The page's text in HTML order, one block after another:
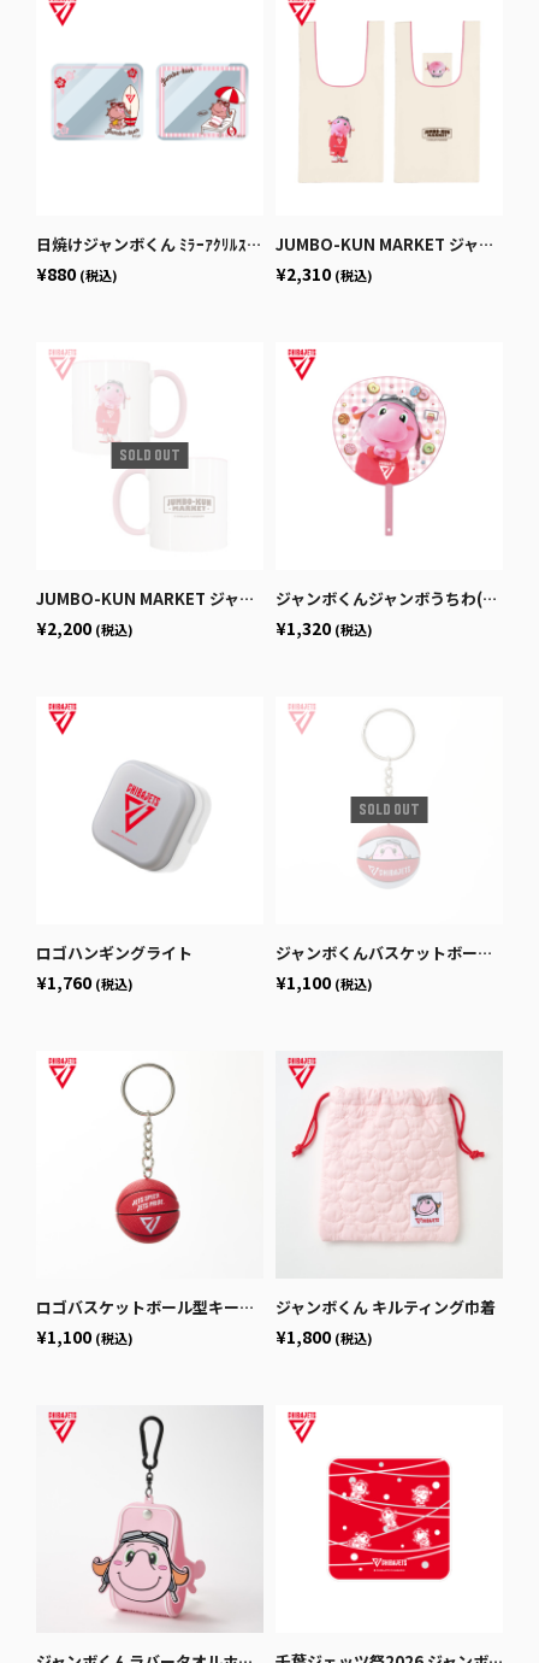
日焼けジャンボくん ﾐﾗｰｱｸﾘﾙｽﾃｯｶｰ
¥880 (税込)
JUMBO-KUN MARKET ジャンボくんフォトエコバッグ
¥2,310 (税込)
JUMBO-KUN MARKET ジャンボくんフォトマグカップ
¥2,200 (税込)
ジャンボくんジャンボうちわ(ピンク)
¥1,320 (税込)
ロゴハンギングライト
¥1,760 (税込)
ジャンボくんバスケットボール型キーホルダー
¥1,100 (税込)
ロゴバスケットボール型キーホルダー
¥1,100 (税込)
ジャンボくん キルティング巾着
¥1,800 (税込)